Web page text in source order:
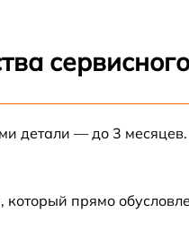
детали — до 3 месяцев.
прямо